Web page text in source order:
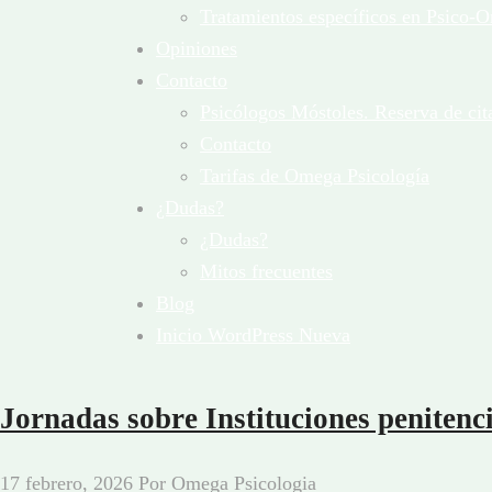
Jornadas sobre Instituciones
17 febrero, 2026 Por Omega Psicologia